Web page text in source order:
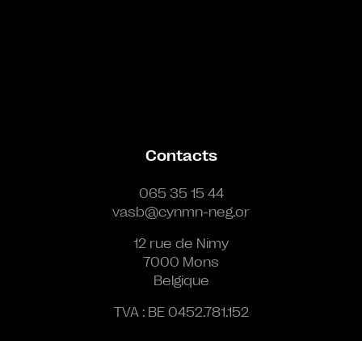
Contacts
065 35 15 44
vasb@cynmn-neg.or
12 rue de Nimy
7000 Mons
Belgique
TVA : BE 0452.781.152